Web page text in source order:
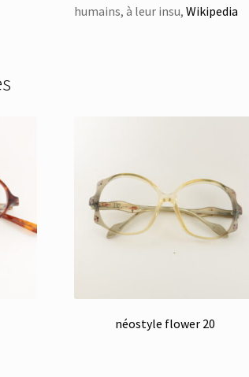
humains, à leur insu, Wikipedia
néostyle flower 20